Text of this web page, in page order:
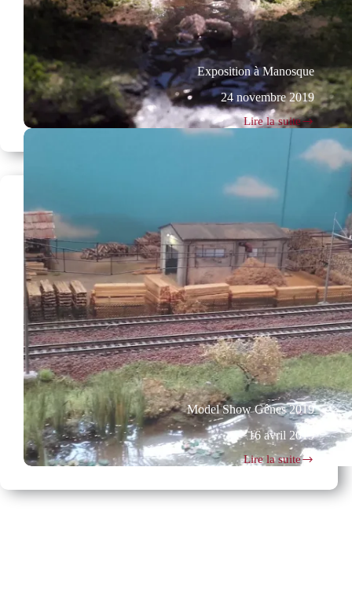
Exposition à Manosque
24 novembre 2019
Lire la suite
Exposition
Model Show Gênes 2019
16 avril 2019
Lire la suite
Model
Gênes